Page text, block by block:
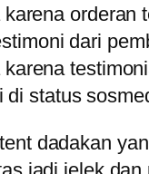
dari
status
dadakan